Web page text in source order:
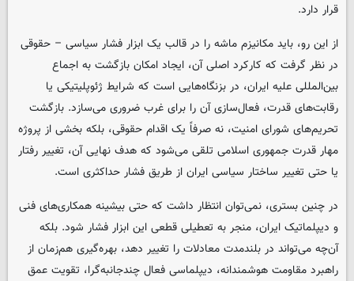
قرار دارد.
از این رو، باید مکانیزم ماشه را در قالب یک ابزار فشار سیاسی – حقوقی
در نظر گرفت که کارکرد اصلی آن، ایجاد امکان بازگشت به اجماع
بین‌المللی علیه ایران، در بزنگاه‌هایی است که شرایط ژئوپلیتیکی یا
رقابت‌های قدرت، فعال‌سازی آن را برای غرب ضروری می‌سازد. بازگشت
تحریم‌های شورای امنیت، نه صرفاً یک اقدام حقوقی، بلکه بخشی از پروژه
مهار قدرت جمهوری اسلامی تلقی می‌شود که هدف نهایی آن، تغییر رفتار
یا حتی تغییر ساختار سیاسی ایران از طریق فشار حداکثری است.
در چنین بستری، نمی‌توان انتظار داشت که حتی بیشینه همکاری‌های فنی
و دیپلماتیک ایران، منجر به تعطیلی قطعی این ابزار فشار شود. بلکه
آن‌چه می‌تواند در بلندمدت معادلات را تغییر دهد، بهره‌گیری هم‌زمان از
راهبرد مقاومت هوشمندانه، دیپلماسی فعال چندجانبه‌گرا، تقویت عمق